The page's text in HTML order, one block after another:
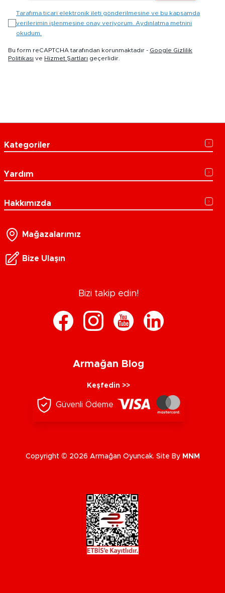
Tarafıma ticari elektronik ileti gönderilmesine ve bu kapsamda
verilerimin işlenmesine onay veriyorum. Aydınlatma metnini
okudum.
Bu form reCAPTCHA tarafından korunmaktadır - Google Gizlilik
Politikası ve Hizmet Şartları geçerlidir.
Kategoriler
Yardım
Hakkımızda
Mağazalarımız
Bize Ulaşın
Bizi takip edin!
Armağan Blog
Keşfedin >>
Güvenli Ödeme
Copyright © 2026 Armağan Oyuncak. Site By MNM